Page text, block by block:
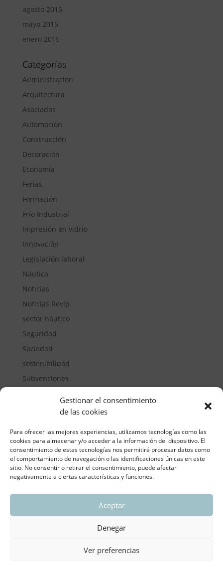
Gestionar el consentimiento
de las cookies
Para ofrecer las mejores experiencias, utilizamos tecnologías como las
cookies para almacenar y/o acceder a la información del dispositivo. El
consentimiento de estas tecnologías nos permitirá procesar datos como
el comportamiento de navegación o las identificaciones únicas en este
sitio. No consentir o retirar el consentimiento, puede afectar
negativamente a ciertas características y funciones.
Aceptar
Denegar
Ver preferencias
agosto 2015
mayo 2015
enero 2015
Categorías
Administración
Arquitectura
Asociados
Automoción
Construcción
Decoración
Economía
Ferias
Formación
Frío Industrial
Impresión en vidrio
Innovación
Legislación laboral
Náutica
Noticias
Noticias Revip
sector náutico
Seguridad
Sociedad
sostenibilidad
Subvenciones
ASOCIACIÓN REGIONAL VALENCIANA DE
Aviso legal y política de privacidad